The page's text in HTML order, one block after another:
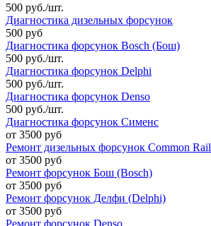
500 руб./шт.
Диагностика дизельных форсунок
500 руб
Диагностика форсунок Bosch (Бош)
500 руб./шт.
Диагностика форсунок Delphi
500 руб./шт.
Диагностика форсунок Denso
500 руб./шт.
Диагностика форсунок Сименс
от 3500 руб
Ремонт дизельных форсунок Common Rail
от 3500 руб
Ремонт форсунок Бош (Bosch)
от 3500 руб
Ремонт форсунок Делфи (Delphi)
от 3500 руб
Ремонт форсунок Denso